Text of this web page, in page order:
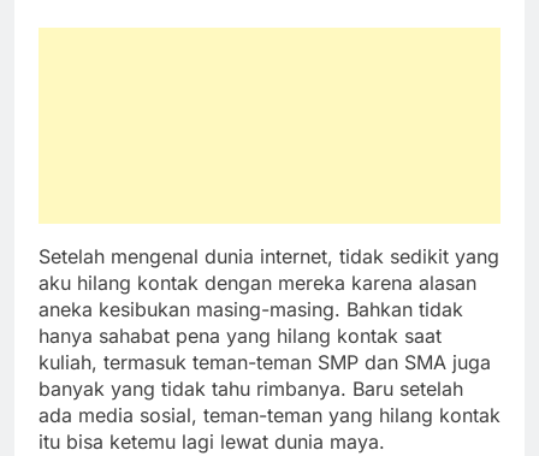
Setelah mengenal dunia internet, tidak sedikit yang
aku hilang kontak dengan mereka karena alasan
aneka kesibukan masing-masing. Bahkan tidak
hanya sahabat pena yang hilang kontak saat
kuliah, termasuk teman-teman SMP dan SMA juga
banyak yang tidak tahu rimbanya. Baru setelah
ada media sosial, teman-teman yang hilang kontak
itu bisa ketemu lagi lewat dunia maya.